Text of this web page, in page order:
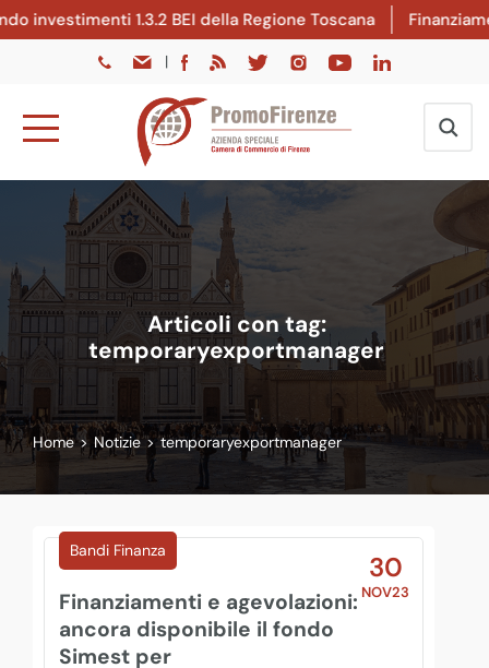
1.3.2 BEI della Regione Toscana
|
Articoli con tag:
temporaryexportmanager
Home > Notizie > temporaryexportmanager
30
NOV23
Bandi Finanza
Finanziamenti e agevolazioni:
ancora disponibile il fondo
Simest per